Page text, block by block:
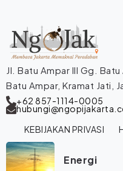
Jl. Batu Ampar III Gg.
Batu Ampar, Kramat Jati,
+62 857-1114-0005
KEBIJAKAN PRIVASI
Energi